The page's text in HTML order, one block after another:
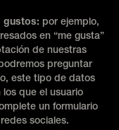
gustos: por ejemplo,
en “me gusta”
de nuestras
preguntar
este tipo de datos
que el usuario
un formulario
sociales.